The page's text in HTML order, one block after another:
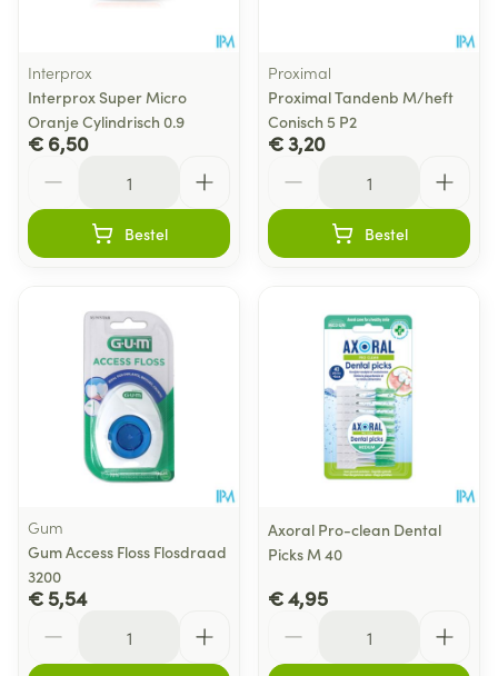
Interprox
Interprox Super Micro
Oranje Cylindrisch 0.9
€ 6,50
Bestel
Proximal
Proximal Tandenb M/heft
Conisch 5 P2
€ 3,20
Bestel
Gum
Gum Access Floss Flosdraad
3200
€ 5,54
Axoral Pro-clean Dental
Picks M 40
€ 4,95